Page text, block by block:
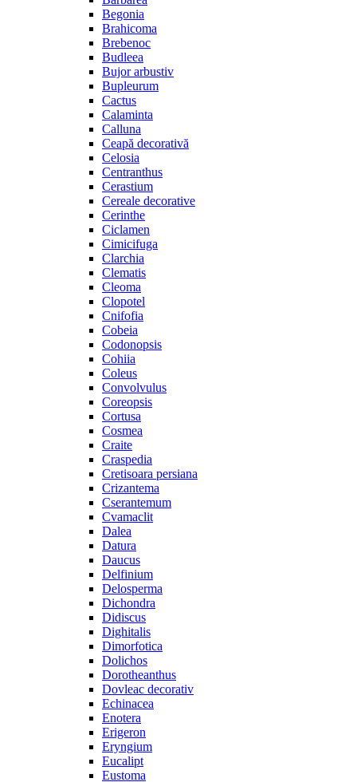
Begonia
Brahicoma
Brebenoc
Budleea
Bujor arbustiv
Bupleurum
Cactus
Calaminta
Calluna
Ceapă decorativă
Celosia
Centranthus
Cerastium
Cereale decorative
Cerinthe
Ciclamen
Cimicifuga
Clarchia
Clematis
Cleoma
Clopotel
Cnifofia
Cobeia
Codonopsis
Cohiia
Coleus
Convolvulus
Coreopsis
Cortusa
Cosmea
Craite
Craspedia
Cretisoara persiana
Crizantema
Cserantemum
Cvamaclit
Dalea
Datura
Daucus
Delfinium
Delosperma
Dichondra
Didiscus
Dighitalis
Dimorfotica
Dolichos
Dorotheanthus
Dovleac decorativ
Echinacea
Enotera
Erigeron
Eryngium
Eucalipt
Eustoma